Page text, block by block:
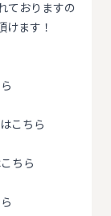
ておりますの
ます！
こちら
ちら